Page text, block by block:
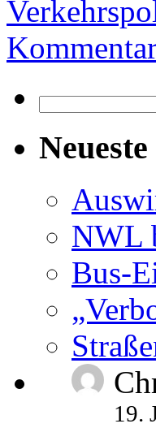
nach:
NWL
Bus-
19.